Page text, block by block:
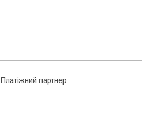
Платіжний партнер